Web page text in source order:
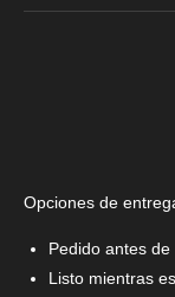
Opciones de
Pedido antes
Listo mientras